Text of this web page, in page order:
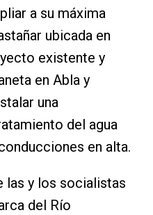
a su máxima
ubicada en
existente y
en Abla y
una
del agua
en alta.
las y los socialistas
del Río